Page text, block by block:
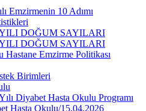
Emzirmenin 10 Adımı
YILI DOĞUM SAYILARI
YILI DOĞUM SAYILARI
Hastane Emzirme Politikası
Birimleri
Diyabet Hasta Okulu Programı
Hasta Okulu/15.04.2026